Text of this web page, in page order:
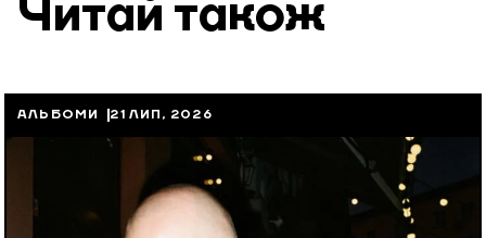
Читай також
АЛЬБОМИ 21 ЛИП, 2026